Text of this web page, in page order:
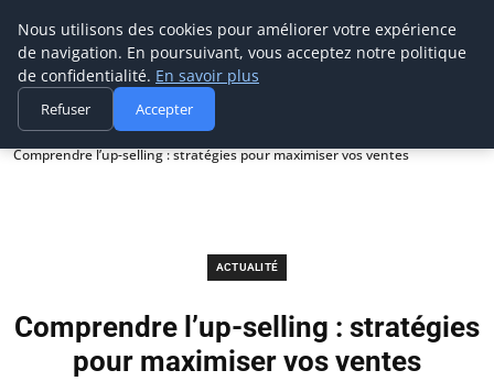
Prospection Pro
Accueil
Actualité
Comprendre l’up-selling : stratégies pour maximiser vos ventes
ACTUALITÉ
Comprendre l’up-selling : stratégies
pour maximiser vos ventes
Nous utilisons des cookies pour améliorer votre expérience
de navigation. En poursuivant, vous acceptez notre politique
de confidentialité. En savoir plus
Refuser Accepter